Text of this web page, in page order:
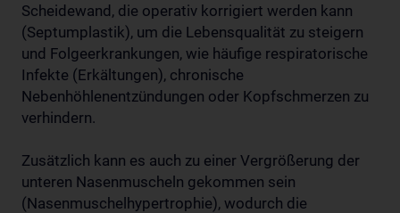
Scheidewand, die operativ korrigiert werden kann
(Septumplastik), um die Lebensqualität zu steigern
und Folgeerkrankungen, wie häufige respiratorische
Infekte (Erkältungen), chronische
Nebenhöhlenentzündungen oder Kopfschmerzen zu
verhindern.
Zusätzlich kann es auch zu einer Vergrößerung der
unteren Nasenmuscheln gekommen sein
(Nasenmuschelhypertrophie), wodurch die